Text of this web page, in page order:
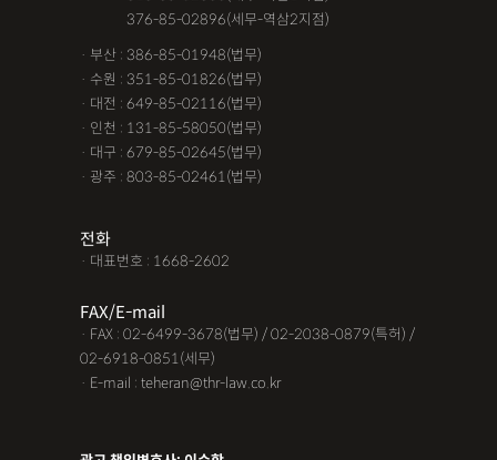
376-85-02896(세무-역삼2지점)
· 부산 : 386-85-01948(법무)
· 수원 : 351-85-01826(법무)
· 대전 : 649-85-02116(법무)
· 인천 : 131-85-58050(법무)
· 대구 : 679-85-02645(법무)
· 광주 : 803-85-02461(법무)
전화
· 대표번호 : 1668-2602
FAX/E-mail
· FAX : 02-6499-3678(법무) / 02-2038-0879(특허) /
02-6918-0851(세무)
· E-mail : teheran@thr-law.co.kr